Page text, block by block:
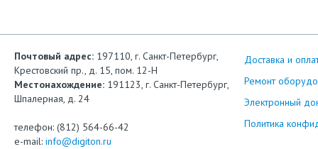
Почтовый адрес: 197110, г. Санкт-Петербург,
Крестовский пр., д. 15, пом. 12-Н
Местонахождение: 191123, г. Санкт-Петербург,
Шпалерная, д. 24
телефон: (812) 564-66-42
e-mail: info@digiton.ru
Доставка и
Ремонт
Электронный
Политика